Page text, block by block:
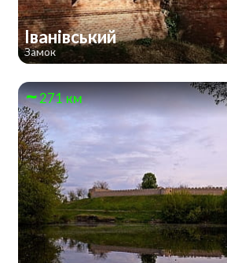
Іванівський
Замок
271 км